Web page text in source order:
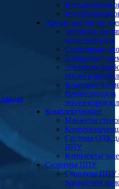
Акции
Неподвижная
Неподвижная
Другие фасонные
Заглушка
металлическая
Скользящие
Z-образные
Элементы
Концевые
трубопроводов
Комплектующие
Манжеты
Система ОДК
ППУ
Комплекты
Скорлупа ППУ
Скорлупа ППУ
покрытием